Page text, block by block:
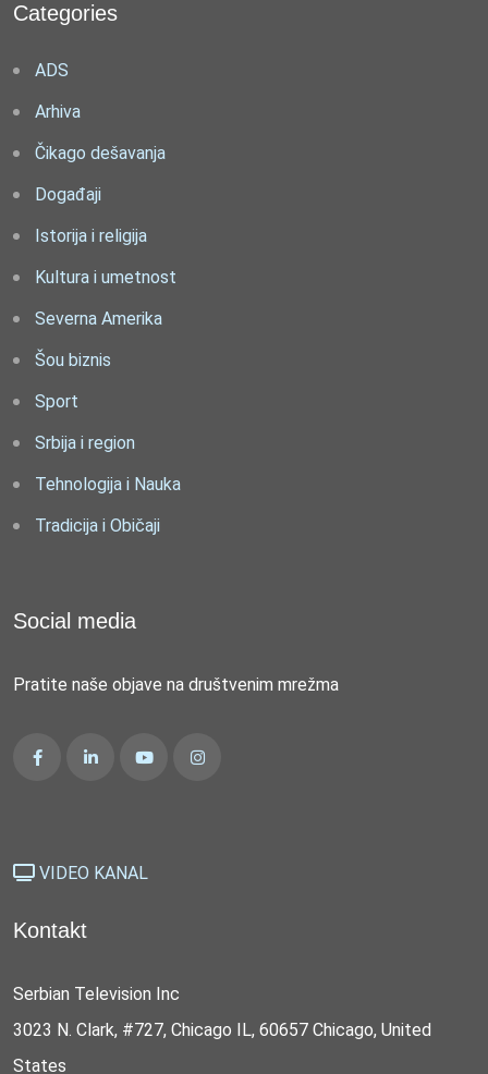
Categories
ADS
Arhiva
Čikago dešavanja
Događaji
Istorija i religija
Kultura i umetnost
Severna Amerika
Šou biznis
Sport
Srbija i region
Tehnologija i Nauka
Tradicija i Običaji
Social media
Pratite naše objave na društvenim mrežma
VIDEO KANAL
Kontakt
Serbian Television Inc
3023 N. Clark, #727, Chicago IL, 60657 Chicago, United
States